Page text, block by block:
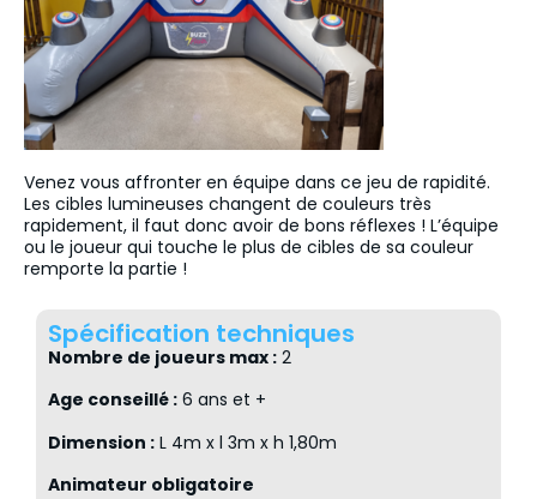
Venez vous affronter en équipe dans ce jeu de rapidité.
Les cibles lumineuses changent de couleurs très
rapidement, il faut donc avoir de bons réflexes ! L’équipe
ou le joueur qui touche le plus de cibles de sa couleur
remporte la partie !
Spécification techniques
Nombre de joueurs max : 2
Age conseillé : 6 ans et +
Dimension : L 4m x l 3m x h 1,80m
Animateur obligatoire